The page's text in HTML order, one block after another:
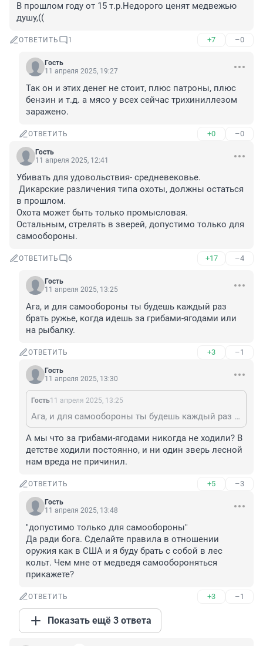
В прошлом году от 15 т.р.Недорого ценят медвежью
душу,((
ОТВЕТИТЬ 1 +7 –0
Гость
11 апреля 2025, 19:27
Так он и этих денег не стоит, плюс патроны, плюс
бензин и т.д. а мясо у всех сейчас трихиниллезом
заражено.
ОТВЕТИТЬ +0 –0
Гость
11 апреля 2025, 12:41
Убивать для удовольствия- средневековье.
Дикарские различения типа охоты, должны остаться
в прошлом.
Охота может быть только промысловая.
Остальным, стрелять в зверей, допустимо только для
самообороны.
ОТВЕТИТЬ 6 +17 –4
Гость
11 апреля 2025, 13:25
Ага, и для самообороны ты будешь каждый раз
брать ружье, когда идешь за грибами-ягодами или
на рыбалку.
ОТВЕТИТЬ +3 –1
Гость
11 апреля 2025, 13:30
Гость11 апреля 2025, 13:25
Ага, и для самообороны ты будешь каждый раз брать ружье, когда идешь за грибами-ягодами или на рыбалку.
А мы что за грибами-ягодами никогда не ходили? В
детстве ходили постоянно, и ни один зверь лесной
нам вреда не причинил.
ОТВЕТИТЬ +5 –3
Гость
11 апреля 2025, 13:48
"допустимо только для самообороны"
Да ради бога. Сделайте правила в отношении
оружия как в США и я буду брать с собой в лес
кольт. Чем мне от медведя самообороняться
прикажете?
ОТВЕТИТЬ +3 –1
Показать ещё 3 ответа